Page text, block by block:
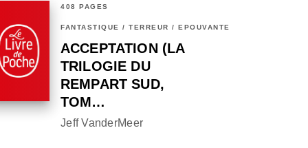
408 PAGES
FANTASTIQUE / TERREUR / EPOUVANTE
ACCEPTATION (LA
TRILOGIE DU
REMPART SUD,
TOM…
Jeff VanderMeer